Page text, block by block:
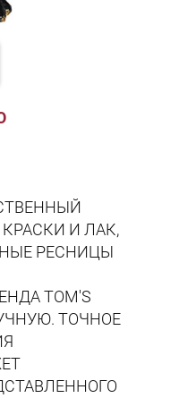
И ЛАК,
РЕСНИЦЫ
TOM'S
ТОЧНОЕ